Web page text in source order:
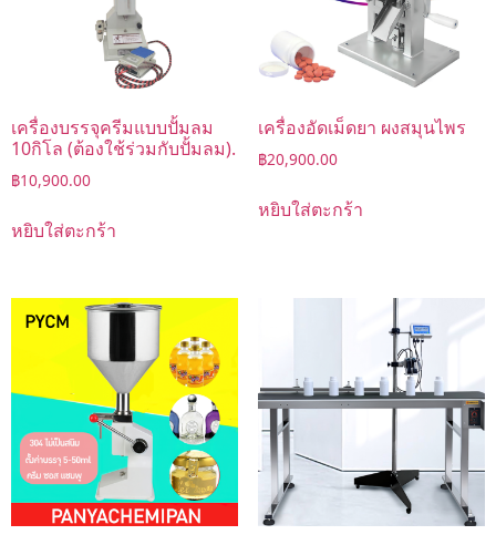
เครื่องบรรจุครีมแบบปั้มลม
10กิโล (ต้องใช้ร่วมกับปั้มลม).
฿10,900.00
หยิบใส่ตะกร้า
เครื่องอัดเม็ดยา ผงสมุนไพร
฿20,900.00
หยิบใส่ตะกร้า